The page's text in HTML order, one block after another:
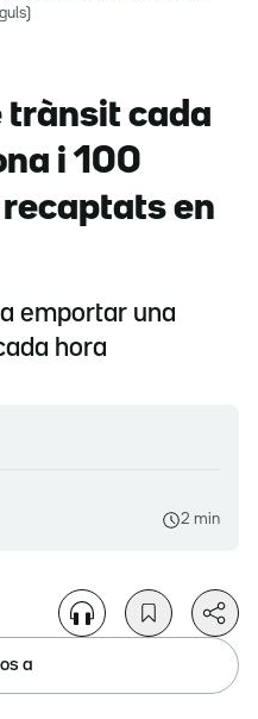
trànsit cada
i 100
en
emportar una
hora
2 min
a